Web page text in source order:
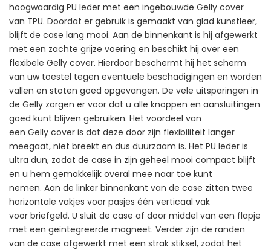
hoogwaardig PU leder met een ingebouwde Gelly cover
van TPU. Doordat er gebruik is gemaakt van glad kunstleer,
blijft de case lang mooi. Aan de binnenkant is hij afgewerkt
met een zachte grijze voering en beschikt hij over een
flexibele Gelly cover. Hierdoor beschermt hij het scherm
van uw toestel tegen eventuele beschadigingen en worden
vallen en stoten goed opgevangen. De vele uitsparingen in
de Gelly zorgen er voor dat u alle knoppen en aansluitingen
goed kunt blijven gebruiken. Het voordeel van
een Gelly cover is dat deze door zijn flexibiliteit langer
meegaat, niet breekt en dus duurzaam is. Het PU leder is
ultra dun, zodat de case in zijn geheel mooi compact blijft
en u hem gemakkelijk overal mee naar toe kunt
nemen. Aan de linker binnenkant van de case zitten twee
horizontale vakjes voor pasjes één verticaal vak
voor briefgeld. U sluit de case af door middel van een flapje
met een geïntegreerde magneet. Verder zijn de randen
van de case afgewerkt met een strak stiksel, zodat het